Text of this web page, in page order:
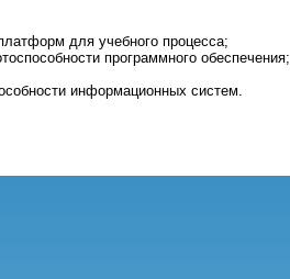
для учебного процесса;
программного обеспечения;
информационных систем.